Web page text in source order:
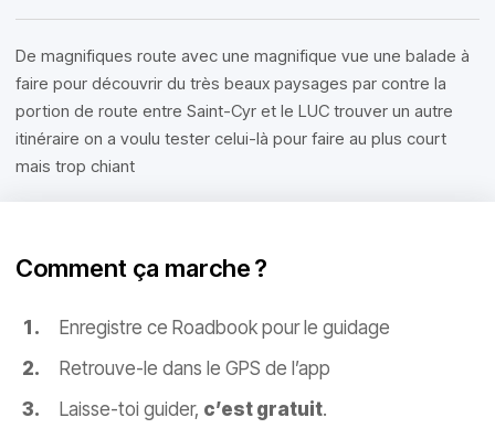
De magnifiques route avec une magnifique vue une balade à
faire pour découvrir du très beaux paysages par contre la
portion de route entre Saint-Cyr et le LUC trouver un autre
itinéraire on a voulu tester celui-là pour faire au plus court
mais trop chiant
Comment ça marche ?
Enregistre ce Roadbook pour le guidage
Retrouve-le dans le GPS de l’app
Laisse-toi guider, c’est gratuit.